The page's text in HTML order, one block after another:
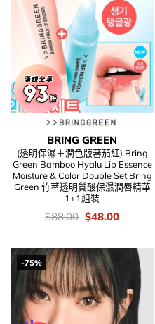
BRING GREEN
(透明保濕＋潤色版蕃茄紅) Bring
Green Bamboo Hyalu Lip Essence
Moisture & Color Double Set Bring
Green 竹萃透明質酸保濕潤唇精華
1+1組裝
價
錢：
$88.00 Original
price
$88.00.
$48.00Current
$48.00.
-75%